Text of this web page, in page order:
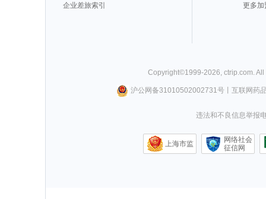
企业差旅索引
更多加
Copyright©1999-2026 ctrip.com .
沪公网备31010502002731号丨 互联网药
违法和不良信息举报
上海市监
网络社会
征信网